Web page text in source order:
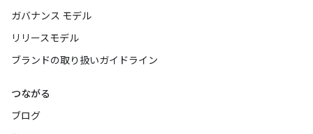
ガバナンス モデル
リリースモデル
ブランドの取り扱いガイドライン
つながる
ブログ